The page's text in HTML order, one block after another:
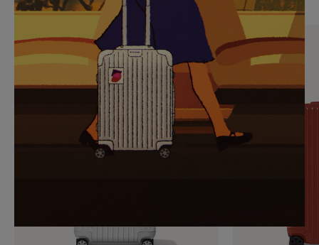
SIE,
UM
ANZUHALTEN
AUFHEBEN
DER
STUMMSCHALTUNG